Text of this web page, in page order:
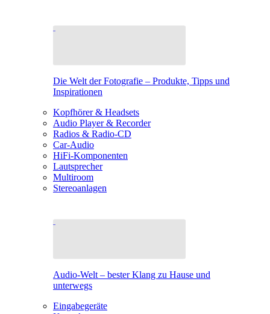
Die Welt der Fotografie – Produkte, Tipps und
Inspirationen
Kopfhörer & Headsets
Audio Player & Recorder
Radios & Radio-CD
Car-Audio
HiFi-Komponenten
Lautsprecher
Multiroom
Stereoanlagen
Audio-Welt – bester Klang zu Hause und
unterwegs
Eingabegeräte